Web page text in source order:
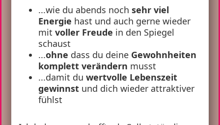
...wie du abends noch sehr viel
Energie hast und auch gerne wieder
mit voller Freude in den Spiegel
schaust
...ohne dass du deine Gewohnheiten
komplett verändern musst
...damit du wertvolle Lebenszeit
gewinnst und dich wieder attraktiver
fühlst